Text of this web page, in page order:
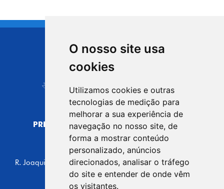
O nosso site usa
cookies
Utilizamos cookies e outras
tecnologias de medição para
melhorar a sua experiência de
navegação no nosso site, de
forma a mostrar conteúdo
personalizado, anúncios
direcionados, analisar o tráfego
do site e entender de onde vêm
os visitantes.
CIDADE DE
Carapicuíba
PREFEITURA MUNICIPAL DE CARAPICUÍBA
CNPJ: 44.892.693/0001-40
CENTRO ADMINISTRATIVO
R. Joaquim das Neves, 211 - Vila Caldas, Carapicuíba/SP
CEP: 06310-030, Brasil
Telefone: 4164-5500